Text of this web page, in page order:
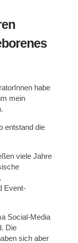
habe
mein
entstand die
viele Jahre
Event-
Social-Media
Die
sich aber